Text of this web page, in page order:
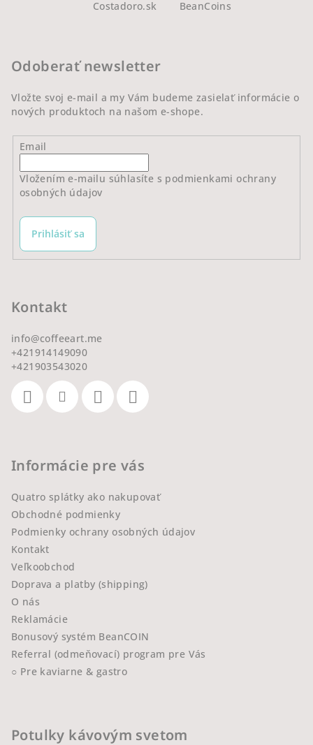
Costadoro.sk BeanCoins
Odoberať newsletter
Vložte svoj e-mail a my Vám budeme zasielať informácie o
nových produktoch na našom e-shope.
Email
Vložením e-mailu súhlasíte s podmienkami ochrany
osobných údajov
Prihlásiť sa
Kontakt
info@coffeeart.me
+421914149090
+421903543020
Informácie pre vás
Quatro splátky ako nakupovať
Obchodné podmienky
Podmienky ochrany osobných údajov
Kontakt
Veľkoobchod
Doprava a platby (shipping)
O nás
Reklamácie
Bonusový systém BeanCOIN
Referral (odmeňovací) program pre Vás
○ Pre kaviarne & gastro
Potulky kávovým svetom